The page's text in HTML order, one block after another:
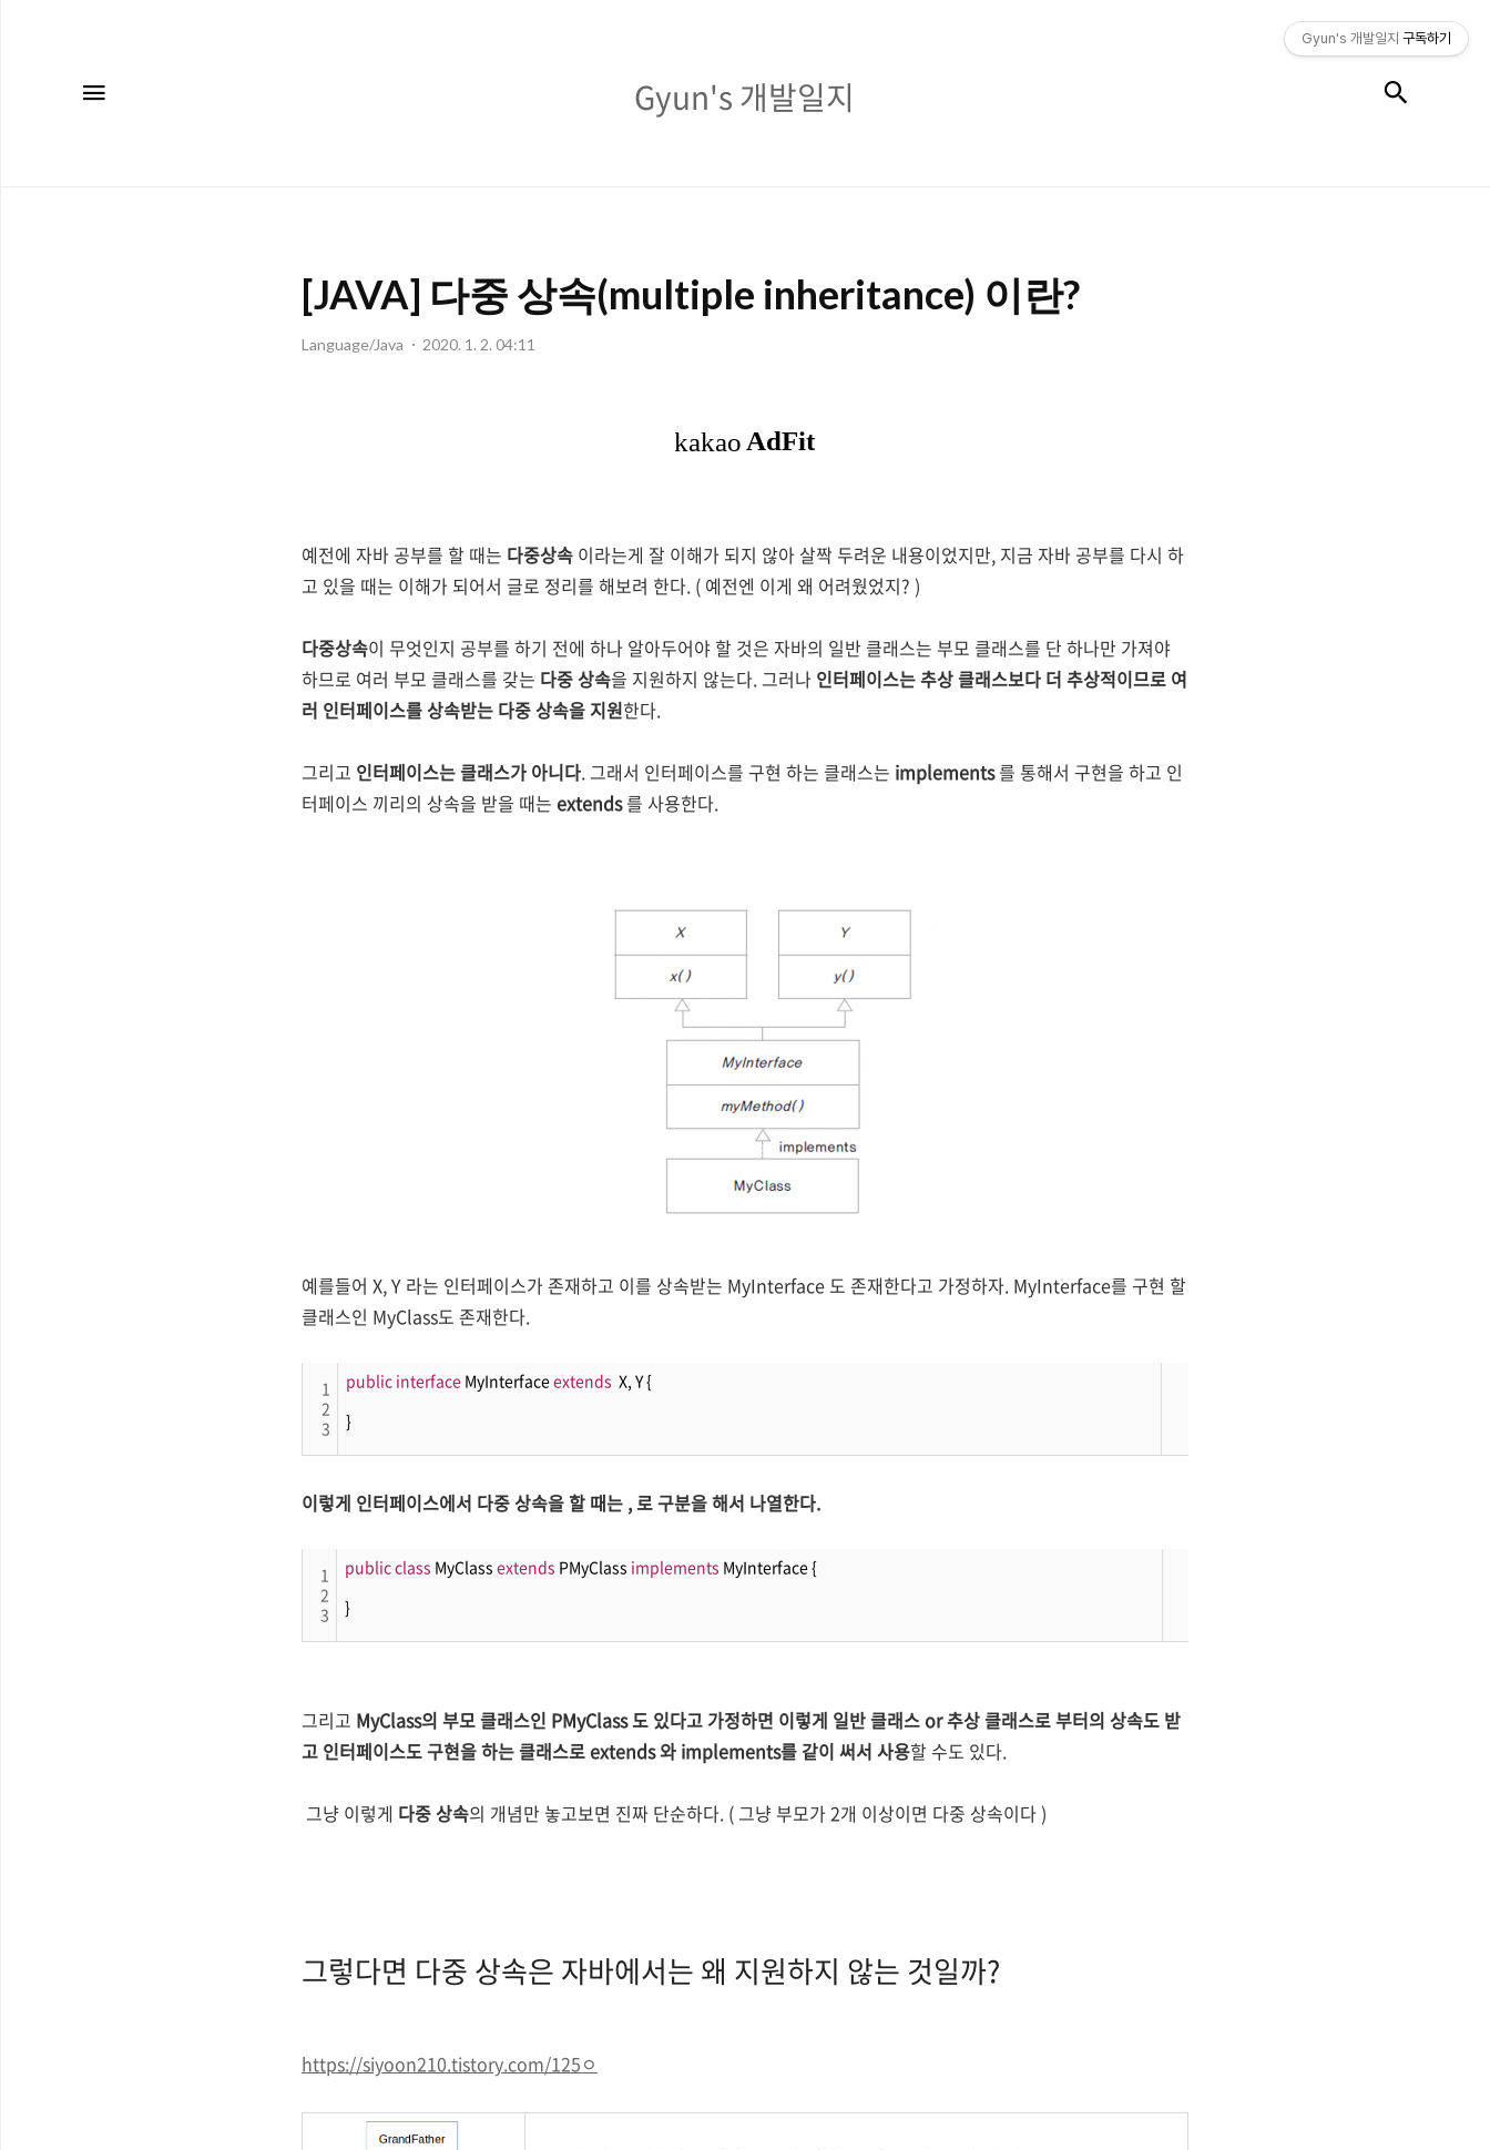
개
Gyun's 개발일지
[JAVA] 다중 상속(multiple inheritance) 이란?
Language/Java 2020. 1. 2. 04:11
예전에 자바 공부를 할 때는 다중상속 이라는게 잘 이해가 되지 않아 살짝 두려운 내용이었지만, 지금 자바 공부를 다시 하
고 있을 때는 이해가 되어서 글로 정리를 해보려 한다. ( 예전엔 이게 왜 어려웠었지? )
다중상속이 무엇인지 공부를 하기 전에 하나 알아두어야 할 것은 자바의 일반 클래스는 부모 클래스를 단 하나만 가져야
하므로 여러 부모 클래스를 갖는 다중 상속을 지원하지 않는다. 그러나 인터페이스는 추상 클래스보다 더 추상적이므로 여
러 인터페이스를 상속받는 다중 상속을 지원한다.
그리고 인터페이스는 클래스가 아니다. 그래서 인터페이스를 구현 하는 클래스는 implements를 통해서 구현을 하고 인
터페이스 끼리의 상속을 받을 때는 extends를 사용한다.
예를들어 X, Y 라는 인터페이스가 존재하고 이를 상속받는 MyInterface 도 존재한다고 가정하자. MyInterface를 구현 할
클래스인 MyClass도 존재한다.
1
2
3
public interface MyInterface extends X, Y {
}
이렇게 인터페이스에서 다중 상속을 할 때는 , 로 구분을 해서 나열한다.
1
2
3
publicclass MyClass extends PMyClass implements MyInterface {
}
그리고 MyClass의 부모 클래스인 PMyClass 도 있다고 가정하면 이렇게 일반 클래스 or 추상 클래스로 부터의 상속도 받
고 인터페이스도 구현을 하는 클래스로 extends 와 implements를 같이 써서 사용할 수도 있다.
그냥 이렇게 다중 상속의 개념만 놓고보면 진짜 단순하다. ( 그냥 부모가 2개 이상이면 다중 상속이다 )
그렇다면 다중 상속은 자바에서는 왜 지원하지 않는 것일까?
https://siyoon210.tistory.com/125ㅇ
Gyun's 개발일지 구독하기